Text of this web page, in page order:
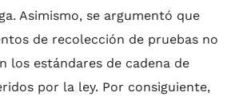
Asimismo, se argumentó que
de recolección de pruebas no
los estándares de cadena de
por la ley. Por consiguiente,